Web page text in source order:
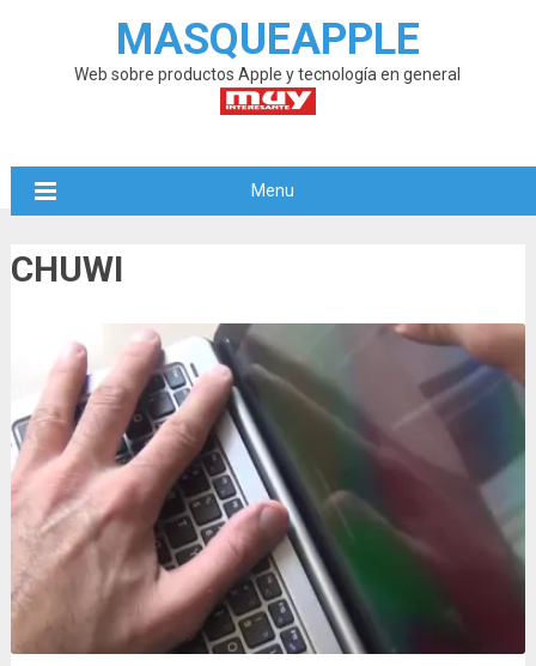
MASQUEAPPLE
Web sobre productos Apple y tecnología en general
Menu
CHUWI